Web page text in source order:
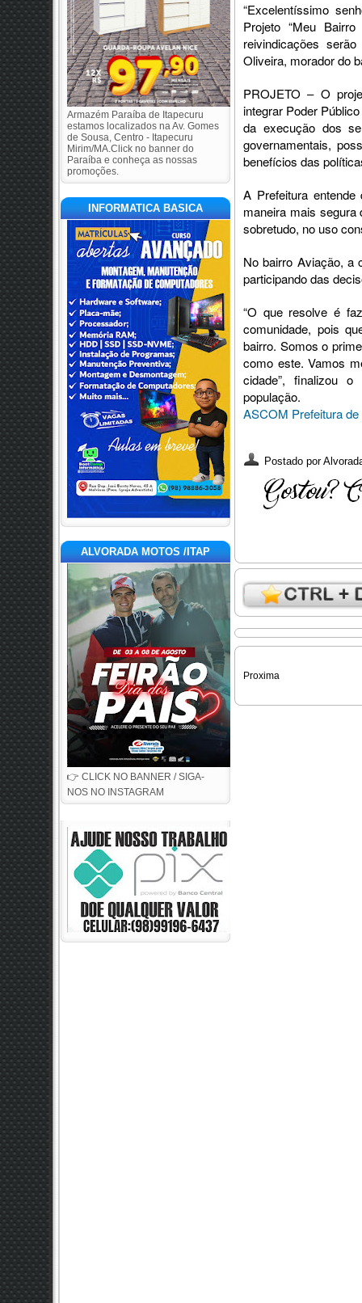
Armazém Paraíba de Itapecuru
estamos localizados na Av. Gomes
de Sousa, Centro - Itapecuru
Mirim/MA.Click no banner do
Paraíba e conheça as nossas
promoções.
INFORMATICA BASICA
ALVORADA MOTOS /ITAP
👉 CLICK NO BANNER / SIGA-
NOS NO INSTAGRAM
“Excelentíssimo
Projeto “Meu
reivindicações
Oliveira, morador do
PROJETO – O
integrar Poder
da execução dos
governamentais,
benefícios das
A Prefeitura
maneira mais segura
sobretudo, no uso
No bairro Aviação, a
participando das
“O que resolve é
comunidade, pois
bairro. Somos o
como este. Vamos
cidade”, finalizou o
população.
ASCOM Prefeitura
Postado por
Proxima